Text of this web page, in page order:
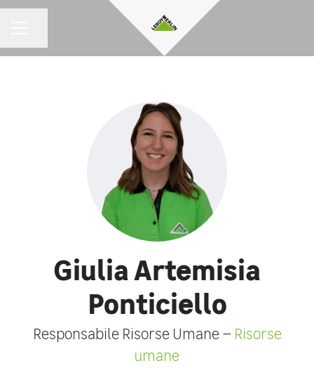
Giulia Artemisia
Ponticiello
Responsabile Risorse Umane – Risorse
umane